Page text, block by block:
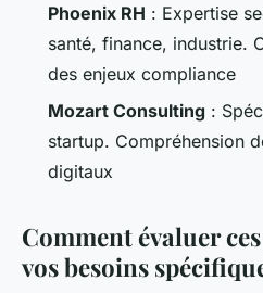
Phoenix RH : Expertise
santé, finance, industrie.
des enjeux compliance
Mozart Consulting :
startup. Compréhension
digitaux
Comment évaluer
vos besoins